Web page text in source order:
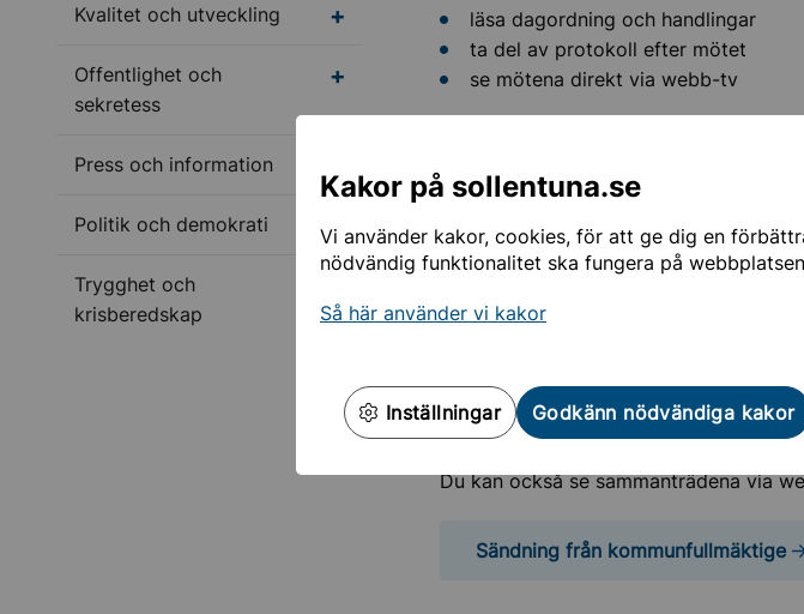
Kakor på sollentuna.se
Vi använder kakor, cookies, för att ge dig en
nödvändig funktionalitet ska fungera på
Så här använder vi kakor
Inställningar Godkänn nödvändiga kakor
Kvalitet och utveckling Undermeny för Kvalitet och utveckling
Offentlighet och
sekretess
Undermeny för Offentlighet och sekretess
Press och information
Politik och demokrati Undermeny för Politik och demokrati
Trygghet och
krisberedskap
läsa dagordning och handlingar
ta del av protokoll efter mötet
se mötena direkt via webb-tv
Sammanträden i Sollentuna
Du kan se dagordningar, handlingar
Dagordningar och handlingar
Du kan också se sammanträdena via
Sändning från kommunfullmäktige